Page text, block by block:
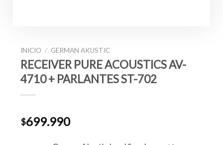
INICIO / GERMAN AKUSTIC
RECEIVER PURE ACOUSTICS AV-
4710 + PARLANTES ST-702
$699.990